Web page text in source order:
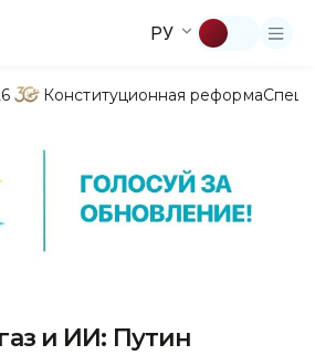
РУ
Конституционная реформа
и ИИ: Путин